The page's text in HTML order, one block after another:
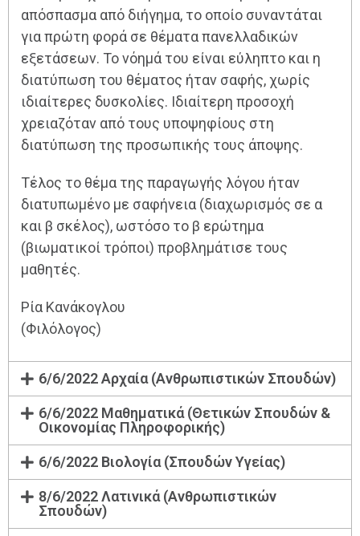
απόσπασμα από διήγημα, το οποίο συναντάται
για πρώτη φορά σε θέματα πανελλαδικών
εξετάσεων. Το νόημά του είναι εύληπτο και η
διατύπωση του θέματος ήταν σαφής, χωρίς
ιδιαίτερες δυσκολίες. Ιδιαίτερη προσοχή
χρειαζόταν από τους υποψηφίους στη
διατύπωση της προσωπικής τους άποψης.
Τέλος το θέμα της παραγωγής λόγου ήταν
διατυπωμένο με σαφήνεια (διαχωρισμός σε α
και β σκέλος), ωστόσο το β ερώτημα
(βιωματικοί τρόποι) προβλημάτισε τους
μαθητές.
Ρία Κανάκογλου
(Φιλόλογος)
6/6/2022 Αρχαία (Ανθρωπιστικών Σπουδών)
6/6/2022 Μαθηματικά (Θετικών Σπουδών &
Οικονομίας Πληροφορικής)
6/6/2022 Βιολογία (Σπουδών Υγείας)
8/6/2022 Λατινικά (Ανθρωπιστικών
Σπουδών)